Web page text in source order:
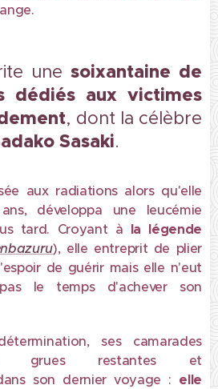
une soixantaine de
dédiés aux victimes
, dont la célèbre
Sasaki.
aux radiations alors qu'elle
développa une leucémie
tard. Croyant à la légende
), elle entreprit de plier
de guérir mais elle n'eut
pas le temps d'achever son
ses camarades
grues restantes et
son dernier voyage : elle